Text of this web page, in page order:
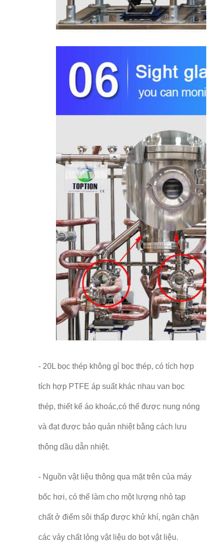
- 20L bọc thép không gỉ bọc thép, có tích hợp
tích hợp PTFE áp suất khác nhau van bọc
thép, thiết kế áo khoác,có thể được nung nóng
và đạt được bảo quản nhiệt bằng cách lưu
thông dầu dẫn nhiệt.
- Nguồn vật liệu thông qua mặt trên của máy
bốc hơi, có thể làm cho một lượng nhỏ tạp
chất ở điểm sôi thấp được khử khí, ngăn chặn
các vảy chất lỏng vật liệu do bọt vật liệu.